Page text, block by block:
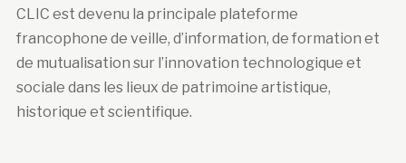
CLIC est devenu la principale plateforme
francophone de veille, d’information, de formation et
de mutualisation sur l’innovation technologique et
sociale dans les lieux de patrimoine artistique,
historique et scientifique.